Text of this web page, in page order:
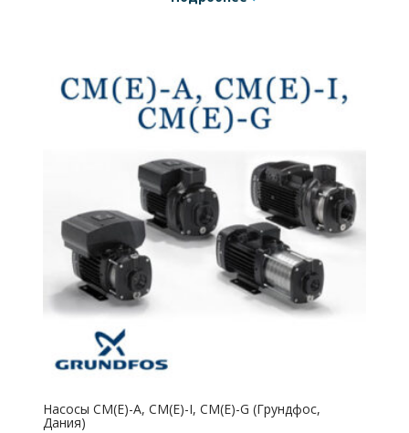
Насосы CM(E)-A, CM(E)-I, CM(E)-G (Грундфос,
Дания)